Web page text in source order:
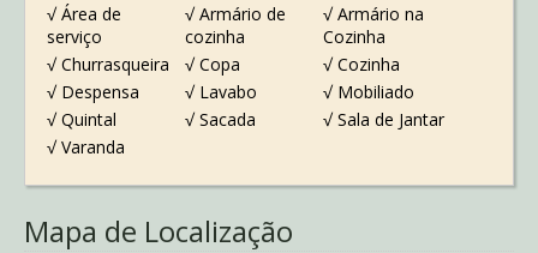
√ Área de
serviço
√ Armário de
cozinha
√ Armário na
Cozinha
√ Churrasqueira
√ Copa
√ Cozinha
√ Despensa
√ Lavabo
√ Mobiliado
√ Quintal
√ Sacada
√ Sala de Jantar
√ Varanda
Mapa de Localização